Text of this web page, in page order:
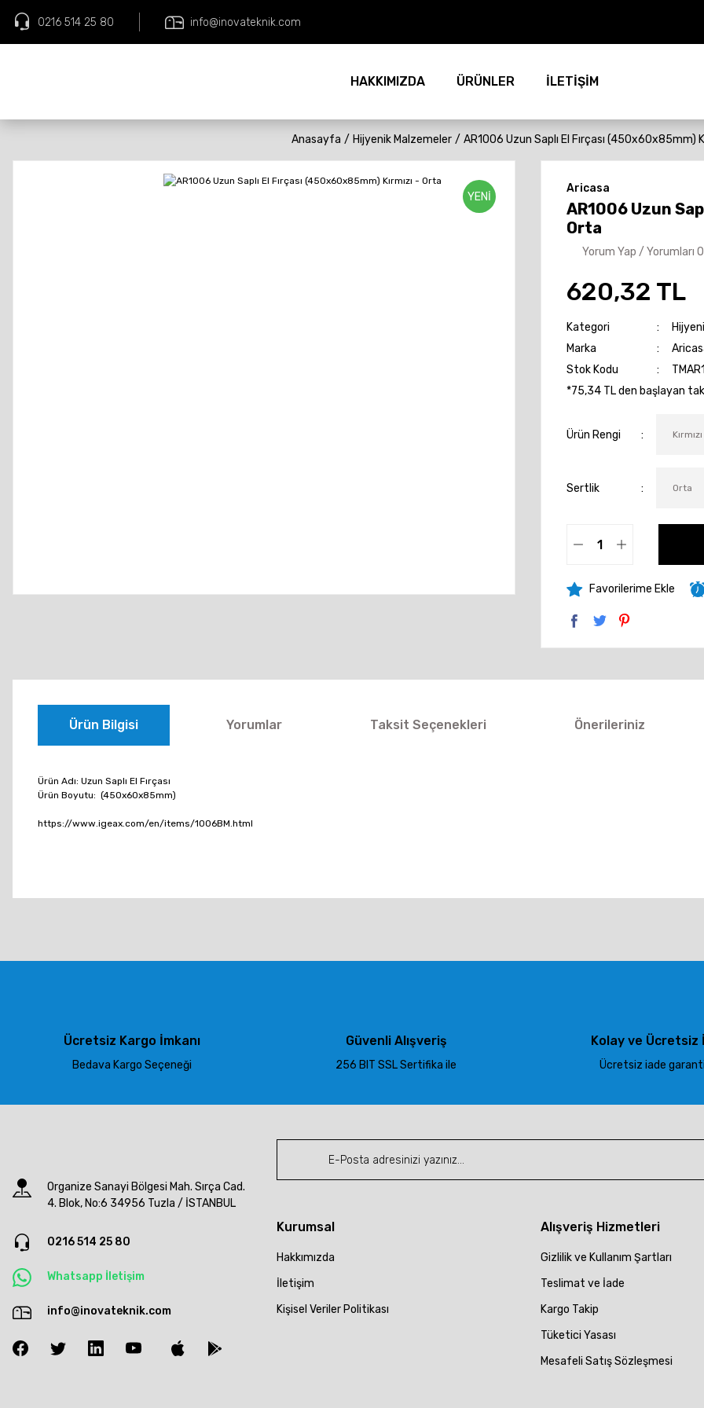
0216 514 25 80 info@inovateknik.com
HAKKIMIZDA ÜRÜNLER İLETİŞİM
Anasayfa Hijyenik Malzemeler AR1006 Uzun Saplı El Fırçası (450x60x85mm)
YENİ
Aricasa
AR1006 Uzun
Orta
Yorum Yap / Yorumları
620,32 TL
Kategori
Marka
Stok Kodu
*75,34 TL den başlayan
Ürün Rengi
Sertlik
Ürün Bilgisi Yorumlar Taksit Seçenekleri Önerileriniz
Ürün Adı: Uzun Saplı El Fırçası
Ürün Boyutu: (450x60x85mm)
https://www.igeax.com/en/items/1006BM.html
Ürün resmi kalitesiz, bozuk veya görüntülenemiyor.
Bu ürüne benzer farklı alternatifler olmalı.
Ücretsiz Kargo İmkanı
Bedava Kargo Seçeneği
Güvenli Alışveriş
256 BIT SSL Sertifika ile
Kolay ve Ücretsiz
Ücretsiz iade
Organize Sanayi Bölgesi Mah. Sırça Cad.
4. Blok, No:6 34956 Tuzla / İSTANBUL
0216 514 25 80
Whatsapp İletişim
info@inovateknik.com
Kurumsal
Hakkımızda
İletişim
Kişisel Veriler Politikası
Alışveriş Hizmetleri
Gizlilik ve Kullanım Şartları
Teslimat ve İade
Kargo Takip
Tüketici Yasası
Mesafeli Satış Sözleşmesi